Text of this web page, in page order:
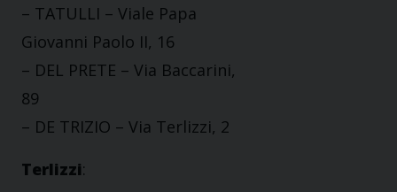
– TATULLI – Viale Papa
Giovanni Paolo II, 16
– DEL PRETE – Via Baccarini,
89
– DE TRIZIO – Via Terlizzi, 2
Terlizzi: